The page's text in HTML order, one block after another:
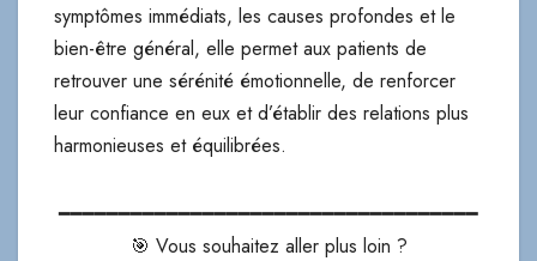
symptômes immédiats, les causes profondes et le
bien-être général, elle permet aux patients de
retrouver une sérénité émotionnelle, de renforcer
leur confiance en eux et d’établir des relations plus
harmonieuses et équilibrées.
━━━━━━━━━━━━━━━━━━━━━━━━━━━━━━━━━━━
🎯 Vous souhaitez aller plus loin ?